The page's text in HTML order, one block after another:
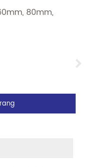
80mm,